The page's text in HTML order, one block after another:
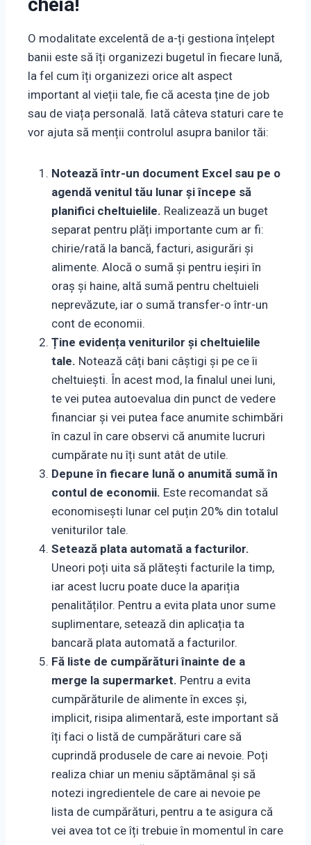
cheia!
O modalitate excelentă de a-ți gestiona înțelept
banii este să îți organizezi bugetul în fiecare lună,
la fel cum îți organizezi orice alt aspect
important al vieții tale, fie că acesta ține de job
sau de viața personală. Iată câteva staturi care te
vor ajuta să menții controlul asupra banilor tăi:
Notează într-un document Excel sau pe o
agendă venitul tău lunar și începe să
planifici cheltuielile. Realizează un buget
separat pentru plăți importante cum ar fi:
chirie/rată la bancă, facturi, asigurări și
alimente. Alocă o sumă și pentru ieșiri în
oraș și haine, altă sumă pentru cheltuieli
neprevăzute, iar o sumă transfer-o într-un
cont de economii.
Ține evidența veniturilor și cheltuielile
tale. Notează câți bani câștigi și pe ce îi
cheltuiești. În acest mod, la finalul unei luni,
te vei putea autoevalua din punct de vedere
financiar și vei putea face anumite schimbări
în cazul în care observi că anumite lucruri
cumpărate nu îți sunt atât de utile.
Depune în fiecare lună o anumită sumă în
contul de economii. Este recomandat să
economisești lunar cel puțin 20% din totalul
veniturilor tale.
Setează plata automată a facturilor.
Uneori poți uita să plătești facturile la timp,
iar acest lucru poate duce la apariția
penalităților. Pentru a evita plata unor sume
suplimentare, setează din aplicația ta
bancară plata automată a facturilor.
Fă liste de cumpărături înainte de a
merge la supermarket. Pentru a evita
cumpărăturile de alimente în exces și,
implicit, risipa alimentară, este important să
îți faci o listă de cumpărături care să
cuprindă produsele de care ai nevoie. Poți
realiza chiar un meniu săptămânal și să
notezi ingredientele de care ai nevoie pe
lista de cumpărături, pentru a te asigura că
vei avea tot ce îți trebuie în momentul în care